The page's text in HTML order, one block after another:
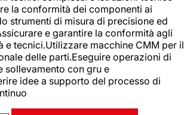
la conformità dei componenti ai
strumenti di misura di precisione ed
e garantire la conformità agli
e tecnici.Utilizzare macchine CMM per il
delle parti.Eseguire operazioni di
sollevamento con gru e
idee a supporto del processo di